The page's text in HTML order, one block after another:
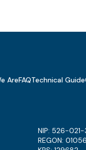
23
AreFAQTechnical Guide
NIP: 526-
REGON: